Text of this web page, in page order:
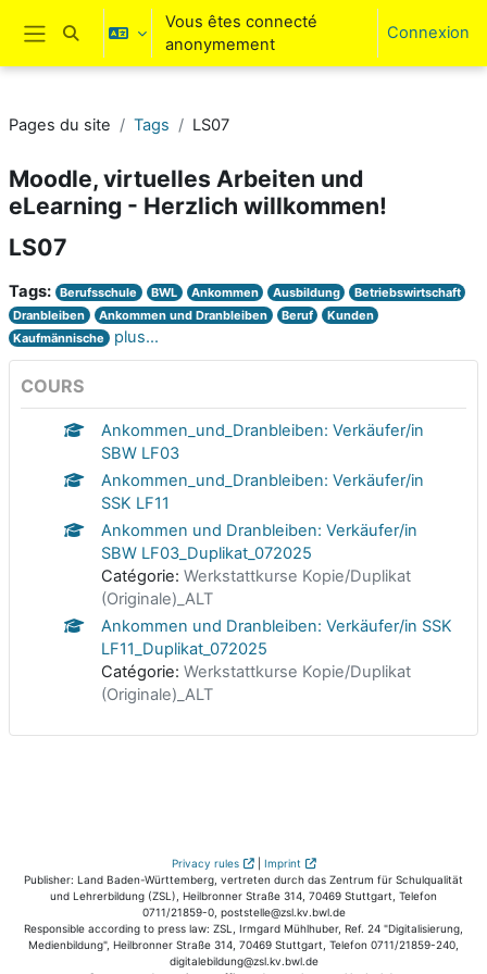
Passer au contenu principal
Panneau latéral
Activer/désactiver la saisie de recherche
Vous êtes connecté
anonymement
Connexion
Pages du site Tags LS07
Moodle, virtuelles Arbeiten und
eLearning - Herzlich willkommen!
LS07
Tags: Berufsschule BWL Ankommen Ausbildung
Betriebswirtschaft
Dranbleiben
Ankommen und Dranbleiben Beruf
Kunden
Kaufmännische
plus…
COURS
Ankommen_und_Dranbleiben: Verkäufer/in
SBW LF03
Ankommen_und_Dranbleiben: Verkäufer/in
SSK LF11
Ankommen und Dranbleiben: Verkäufer/in
SBW LF03_Duplikat_072025
Catégorie:Werkstattkurse Kopie/Duplikat
(Originale)_ALT
Ankommen und Dranbleiben: Verkäufer/in SSK
LF11_Duplikat_072025
Catégorie:Werkstattkurse Kopie/Duplikat
(Originale)_ALT
Privacy rules | Imprint
Publisher: Land Baden-Württemberg, vertreten durch das Zentrum für Schulqualität
und Lehrerbildung (ZSL), Heilbronner Straße 314, 70469 Stuttgart, Telefon
0711/21859-0, poststelle@zsl.kv.bwl.de
Responsible according to press law: ZSL, Irmgard Mühlhuber, Ref. 24 "Digitalisierung,
Medienbildung", Heilbronner Straße 314, 70469 Stuttgart, Telefon 0711/21859-240,
digitalebildung@zsl.kv.bwl.de